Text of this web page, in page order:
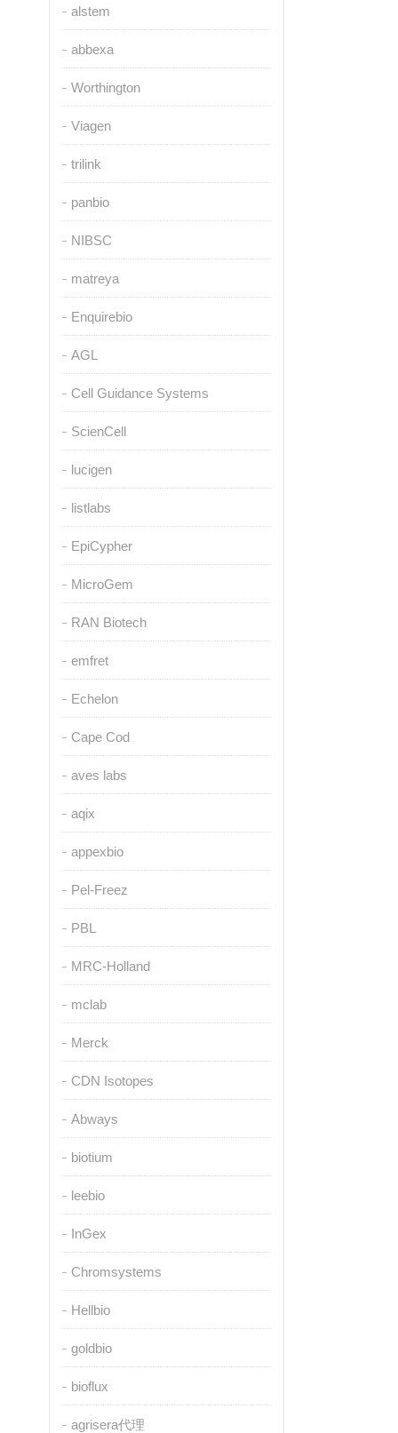
alstem
abbexa
Worthington
Viagen
trilink
panbio
NIBSC
matreya
Enquirebio
AGL
Cell Guidance Systems
ScienCell
lucigen
listlabs
EpiCypher
MicroGem
RAN Biotech
emfret
Echelon
Cape Cod
aves labs
aqix
appexbio
Pel-Freez
PBL
MRC-Holland
mclab
Merck
CDN Isotopes
Abways
biotium
leebio
InGex
Chromsystems
Hellbio
goldbio
bioflux
agrisera代理